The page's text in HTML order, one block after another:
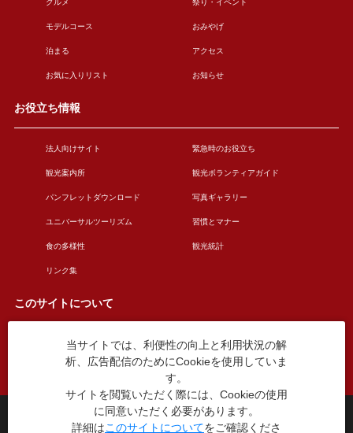
グルメ 祭り・イベント
モデルコース おみやげ
泊まる アクセス
お気に入りリスト お知らせ
お役立ち情報
法人向けサイト 緊急時のお役立ち
観光案内所 観光ボランティアガイド
パンフレットダウンロード 写真ギャラリー
ユニバーサルツーリズム 習慣とマナー
食の多様性 観光統計
リンク集
このサイトについて
このサイトについて 広告掲載について
お問い合わせ
台東区役所観光課
〒110-8615 東京都台東区東上野4丁目5番6号
当サイトでは、利便性の向上と利用状況の解
析、広告配信のためにCookieを使用していま
す。
サイトを閲覧いただく際には、Cookieの使用
に同意いただく必要があります。
詳細はこのサイトについてをご確認くださ